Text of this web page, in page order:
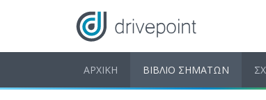
ΑΡΧΙΚΗ ΒΙΒΛΙΟ ΣΗΜΑΤΩΝ